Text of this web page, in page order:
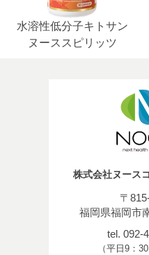
水溶性低分子キトサン
ヌーススピリッツ
株式会社ヌース
〒
福岡県福岡市
tel. 092-
（平日9：